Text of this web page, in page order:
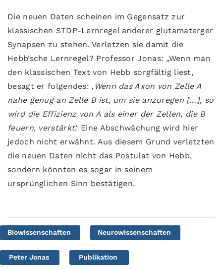
Die neuen Daten scheinen im Gegensatz zur
klassischen STDP-Lernregel anderer glutamaterger
Synapsen zu stehen. Verletzen sie damit die
Hebb’sche Lernregel? Professor Jonas: „Wenn man
den klassischen Text von Hebb sorgfältig liest,
besagt er folgendes: ‚ Wenn das Axon von Zelle A
nahe genug an Zelle B ist, um sie anzuregen […], so
wird die Effizienz von A als einer der Zellen, die B
feuern, verstärkt.‘ Eine Abschwächung wird hier
jedoch nicht erwähnt. Aus diesem Grund verletzten
die neuen Daten nicht das Postulat von Hebb,
sondern könnten es sogar in seinem
ursprünglichen Sinn bestätigen.
Biowissenschaften Neurowissenschaften
Peter Jonas Publikation